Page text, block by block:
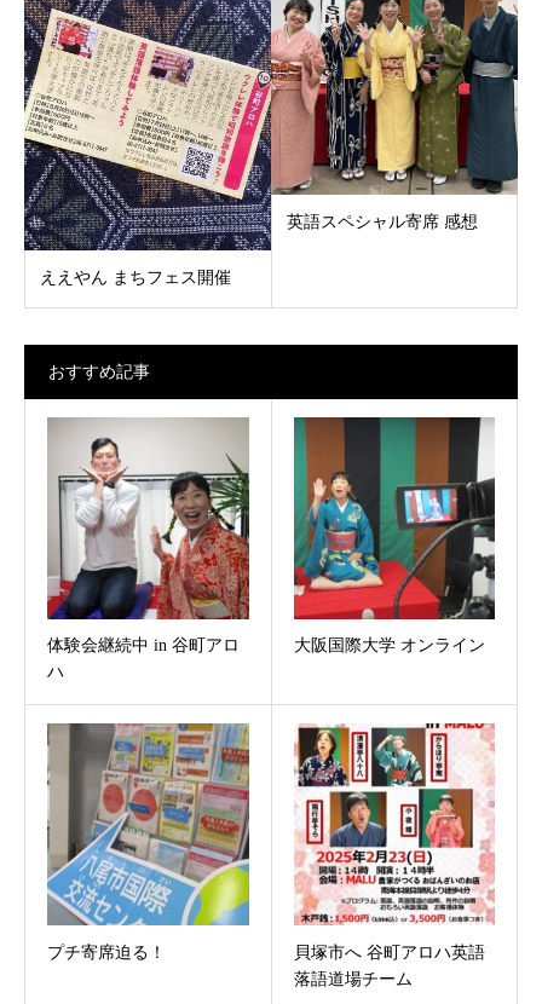
ええやん まちフェス開催
英語スペシャル寄席 感想
おすすめ記事
体験会継続中 in 谷町アロ
ハ
大阪国際大学 オンライン
プチ寄席迫る！
貝塚市へ 谷町アロハ英語
落語道場チーム